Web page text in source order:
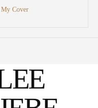
My Cover